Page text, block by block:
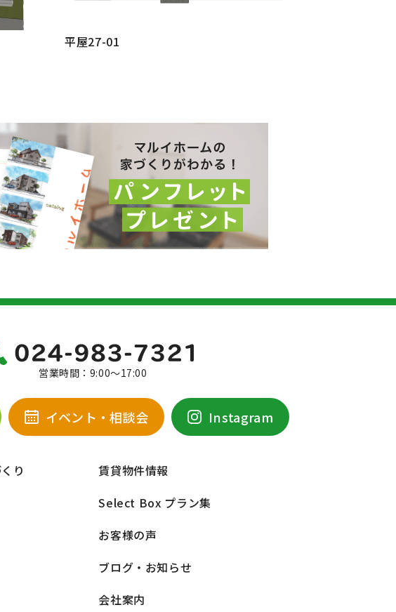
平屋27-01
営業時間：9:00～17:00
イベント・相談会 Instagram
り
賃貸物件情報
Select Box プラン集
お客様の声
ブログ・お知らせ
会社案内